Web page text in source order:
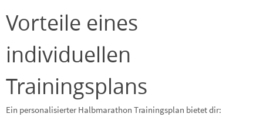
Vorteile eines
individuellen
Trainingsplans
Ein personalisierter Halbmarathon Trainingsplan bietet dir: